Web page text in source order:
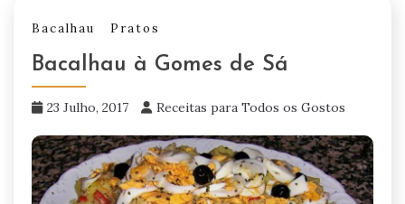
Bacalhau Pratos
Bacalhau à Gomes de Sá
23 Julho, 2017 Receitas para Todos os Gostos